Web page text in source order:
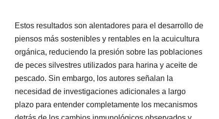
Estos resultados son alentadores para el desarrollo de
piensos más sostenibles y rentables en la acuicultura
orgánica, reduciendo la presión sobre las poblaciones
de peces silvestres utilizados para harina y aceite de
pescado. Sin embargo, los autores señalan la
necesidad de investigaciones adicionales a largo
plazo para entender completamente los mecanismos